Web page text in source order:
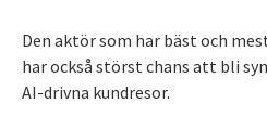
Den aktör som har bäst och
har också störst chans att bli
AI-drivna kundresor.